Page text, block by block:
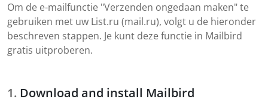
Om de e-mailfunctie "Verzenden ongedaan maken" te
gebruiken met uw List.ru (mail.ru), volgt u de hieronder
beschreven stappen. Je kunt deze functie in Mailbird
gratis uitproberen.
Download and install Mailbird